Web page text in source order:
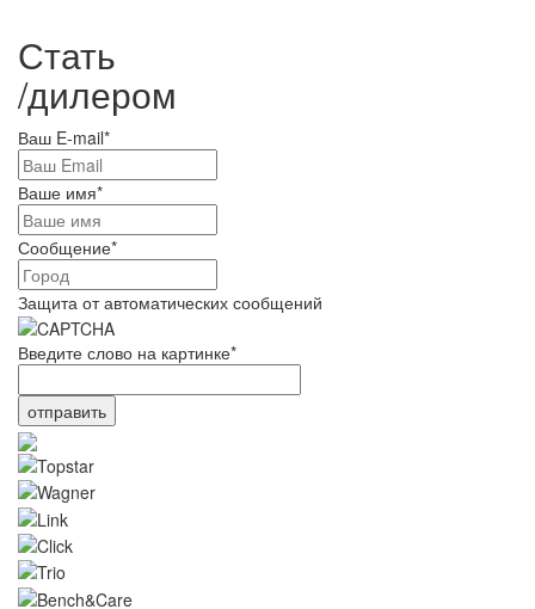
Стать
/дилером
Ваш E-mail*
Ваше имя*
Сообщение*
Защита от автоматических сообщений
Введите слово на картинке*